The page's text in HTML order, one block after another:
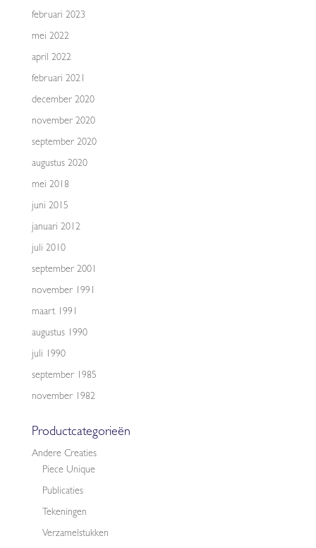
februari 2023
mei 2022
april 2022
februari 2021
december 2020
november 2020
september 2020
augustus 2020
mei 2018
juni 2015
januari 2012
juli 2010
september 2001
november 1991
maart 1991
augustus 1990
juli 1990
september 1985
november 1982
Productcategorieën
Andere Creaties
Piece Unique
Publicaties
Tekeningen
Verzamelstukken